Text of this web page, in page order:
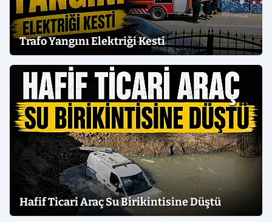
Trafo Yangını Elektriği Kesti
Hafif Ticari Araç Su Birikintisine Düştü